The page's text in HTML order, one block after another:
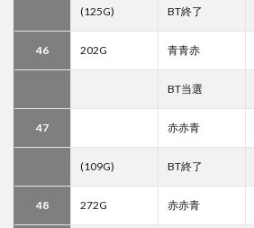
(125G) BT終了
46 202G 青青赤
BT当選
47 赤赤青
(109G) BT終了
48 272G 赤赤青